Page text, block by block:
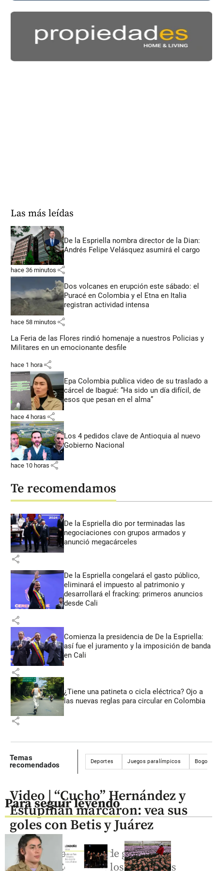
Las más leídas
De la Espriella nombra director de la Dian:
Andrés Felipe Velásquez asumirá el cargo
hace 36 minutos share
Dos volcanes en erupción este sábado: el
Puracé en Colombia y el Etna en Italia
registran actividad intensa
hace 58 minutos share
La Feria de las Flores rindió homenaje a nuestros Policias y
Militares en un emocionante desfile
hace 1 hora share
Epa Colombia publica video de su traslado a
cárcel de Ibagué: “Ha sido un día difícil, de
esos que pesan en el alma”
hace 4 horas share
Los 4 pedidos clave de Antioquia al nuevo
Gobierno Nacional
hace 10 horas share
Te recomendamos
De la Espriella dio por terminadas las
negociaciones con grupos armados y
anunció megacárceles
share
De la Espriella congelará el gasto público,
eliminará el impuesto al patrimonio y
desarrollará el fracking: primeros anuncios
desde Cali
share
Comienza la presidencia de De la Espriella:
así fue el juramento y la imposición de banda
en Cali
share
¿Tiene una patineta o cicla eléctrica? Ojo a
las nuevas reglas para circular en Colombia
share
Temas
recomendados
Deportes Juegos paralímpicos Bogotá
Para seguir leyendo
Video | “Cucho” Hernández y
Estupiñán marcaron: vea sus
goles con Betis y Juárez
Ante la notable falta de gol en la
selección Colombia, los delanteros